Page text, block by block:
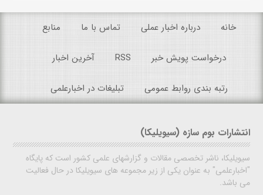
خانه درباره اخبار عملی تماس با ما منابع
درخواست پویش خبر RSS آخرین اخبار
رتبه بندی روابط عمومی تبلیغات در اخبارعلمی
انتشارات بوم سازه (سیویلیکا)
سیویلیکا، ناشر تخصصی مقالات و گزارشهای علمی کشور است که پایگاه
"اخبارعلمی" به عنوان یکی از زیر مجموعه های سیویلیکا در حال فعالیت
می باشد.